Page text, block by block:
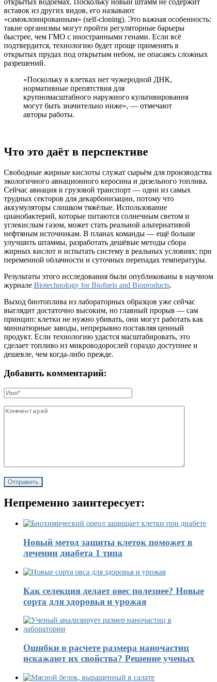
открытых водоёмах. Поскольку новый штамм не содержит
вставок из других видов, его называют
«самоклонированным» (self‑cloning). Это важная особенность:
такие организмы могут пройти регуляторные барьеры
быстрее, чем ГМО с иностранными генами. Если всё
подтвердится, технологию будет проще применять в
открытых прудах под открытым небом, не опасаясь сложных
разрешений.
«Поскольку в клетках нет чужеродной ДНК,
нормативные препятствия для
крупномасштабного наружного культивирования
могут быть значительно ниже», — отмечают
авторы работы.
Что это даёт в перспективе
Свободные жирные кислоты служат сырьём для производства
экологичного авиационного керосина и дизельного топлива.
Сейчас авиация и грузовой транспорт — одни из самых
трудных секторов для декарбонизации, потому что
аккумуляторы слишком тяжёлые. Использование
цианобактерий, которые питаются солнечным светом и
углекислым газом, может стать реальной альтернативой
нефтяным источникам. В планах команды — ещё больше
улучшить штаммы, разработать дешёвые методы сбора
жирных кислот и испытать систему в реальных условиях: при
переменной облачности и суточных перепадах температуры.
Результаты этого исследования были опубликованы в научном
журнале Biotechnology for Biofuels and Bioproducts.
Выход биотоплива из лабораторных образцов уже сейчас
выглядит достаточно высоким, но главный прорыв — сам
принцип: клетки не нужно убивать, они могут работать как
миниатюрные заводы, непрерывно поставляя ценный
продукт. Если технологию удастся масштабировать, это
сделает топливо из микроводорослей гораздо доступнее и
дешевле, чем когда‑либо прежде.
Добавить комментарий:
Непременно заинтересует:
Новый метод защиты клеток поможет в
лечении диабета 1 типа
Как селекция делает овес полезнее? Новые
сорта для здоровья и урожая
Ошибки в расчете размера наночастиц
искажают их свойства? Решение ученых